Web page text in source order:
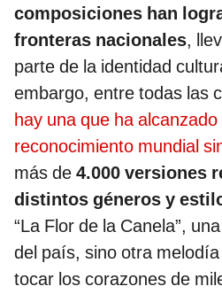
composiciones han
fronteras nacionales,
parte de la identidad
embargo, entre todas las
hay una que ha
reconocimiento mundial
más de 4.000 versiones
distintos géneros y
“La Flor de la Canela”,
del país, sino otra
tocar los corazones de